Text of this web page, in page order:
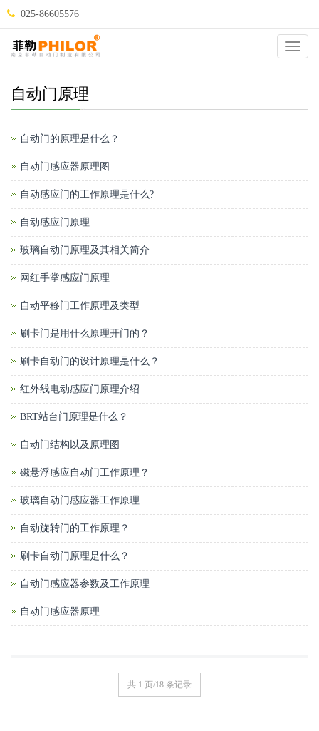
025-86605576
自动门
自动门原理
自动门的原理是什么？
自动门感应器原理图
自动感应门的工作原理是什么?
自动感应门原理
玻璃自动门原理及其相关简介
网红手掌感应门原理
自动平移门工作原理及类型
刷卡门是用什么原理开门的？
刷卡自动门的设计原理是什么？
红外线电动感应门原理介绍
BRT站台门原理是什么？
自动门结构以及原理图
磁悬浮感应自动门工作原理？
玻璃自动门感应器工作原理
自动旋转门的工作原理？
刷卡自动门原理是什么？
自动门感应器参数及工作原理
自动门感应器原理
共 1 页/18 条记录